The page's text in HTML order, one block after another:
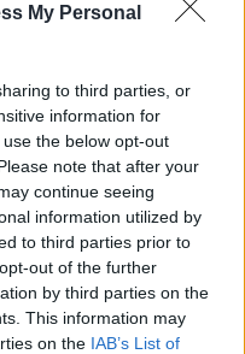
My Personal
to third parties, or
information for
the below opt-out
note that after your
continue seeing
information utilized by
to third parties prior to
out of the further
by third parties on the
This information may
on the IAB’s List of